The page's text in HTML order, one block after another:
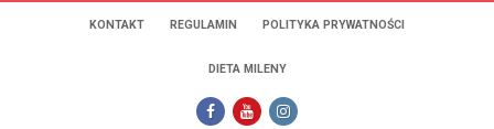
KONTAKT REGULAMIN POLITYKA PRYWATNOŚCI
DIETA MILENY